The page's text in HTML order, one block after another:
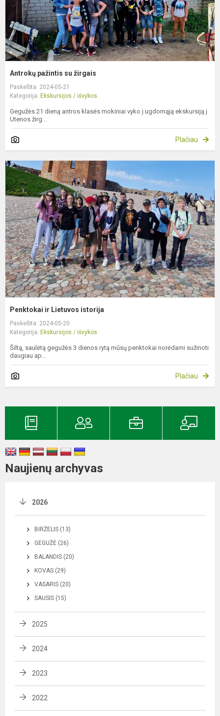
Antrokų pažintis su žirgais
Paskelbta: 2024-05-21
Kategorija: Ekskursijos / išvykos
Gegužės 21 dieną antros klasės mokiniai vyko į ugdomąją ekskursiją į
Utenos žirg...
Plačiau
Penktokai ir Lietuvos istorija
Paskelbta: 2024-05-20
Kategorija: Ekskursijos / išvykos
Šiltą, saulėtą gegužės 3 dienos rytą mūsų penktokai norėdami sužinoti
daugiau ap...
Plačiau
Naujienų archyvas
2026
BIRŽELIS (13)
GEGUŽĖ (26)
BALANDIS (20)
KOVAS (29)
VASARIS (20)
SAUSIS (15)
2025
2024
2023
2022